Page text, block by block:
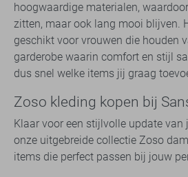
hoogwaardige materialen,
zitten, maar ook lang mooi blijven.
geschikt voor vrouwen die houden
garderobe waarin comfort en stijl
dus snel welke items jij graag
Zoso kleding kopen bij
Klaar voor een stijlvolle update van
onze uitgebreide collectie Zoso
items die perfect passen bij jouw